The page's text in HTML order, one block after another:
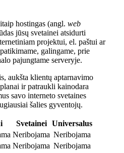
hostingas (angl. web
jūsų svetainei atsidurti
projektui, el. paštui ar
galingame, prie
pajungtame serveryje.
aukšta klientų aptarnavimo
ir patraukli kainodara
savo interneto svetaines
šalies gyventojų.
Svetainei
Universalus
Neribojama Neribojama
Neribojama Neribojama